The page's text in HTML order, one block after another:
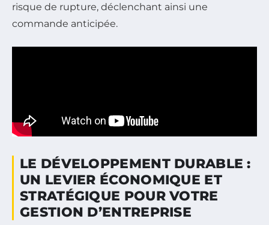
risque de rupture, déclenchant ainsi une
commande anticipée.
LE DÉVELOPPEMENT DURABLE :
UN LEVIER ÉCONOMIQUE ET
STRATÉGIQUE POUR VOTRE
GESTION D’ENTREPRISE